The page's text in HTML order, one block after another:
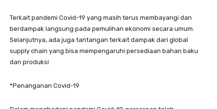
Terkait pandemi Covid-19 yang masih terus membayangi dan
berdampak langsung pada pemulihan ekonomi secara umum.
Selanjutnya, ada juga tantangan terkait dampak dari global
supply chain yang bisa mempengaruhi persediaan bahan baku
dan produksi
*Penanganan Covid-19